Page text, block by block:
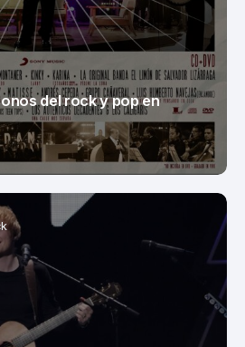
del rock y pop en